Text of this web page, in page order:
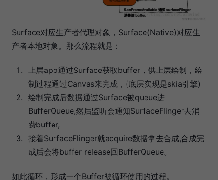
Surface对应生产者代理对象，Surface(Native)对应生
产者本地对象。那么流程就是：
上层app通过Surface获取buffer，供上层绘制，绘
制过程通过Canvas来完成，(底层实现是skia引擎)
绘制完成后数据通过Surface被queue进
BufferQueue,然后监听会通知SurfaceFlinger去消
费buffer,
接着SurfaceFlinger就acquire数据拿去合成,合成完
成后会将buffer release回BufferQueue。
如此循环，形成一个Buffer被循环使用的过程。